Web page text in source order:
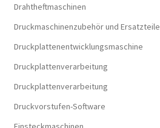
Drahtheftmaschinen
Druckmaschinenzubehör und Ersatzteile
Druckplattenentwicklungsmaschine
Druckplattenverarbeitung
Druckplattenverarbeitung
Druckvorstufen-Software